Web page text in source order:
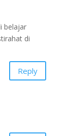
belajar
di
Reply